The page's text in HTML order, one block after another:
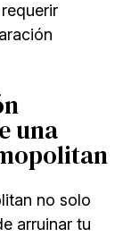
una
no solo
arruinar tu